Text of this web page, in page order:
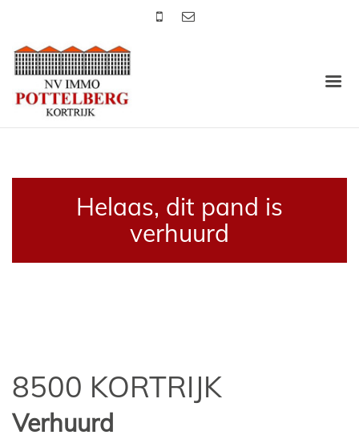
Helaas, dit pand is
verhuurd
8500 KORTRIJK
Verhuurd